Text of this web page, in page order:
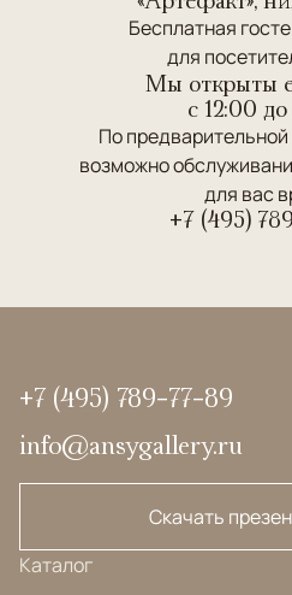
Бесплатная
для
Мы открыты
c 12:00
По
возможно
для вас
+7 (495)
+7 (495) 789-77-89
info@ansygallery.ru
Скачать
Каталог